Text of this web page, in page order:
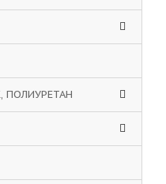
ПОЛИУРЕТАН